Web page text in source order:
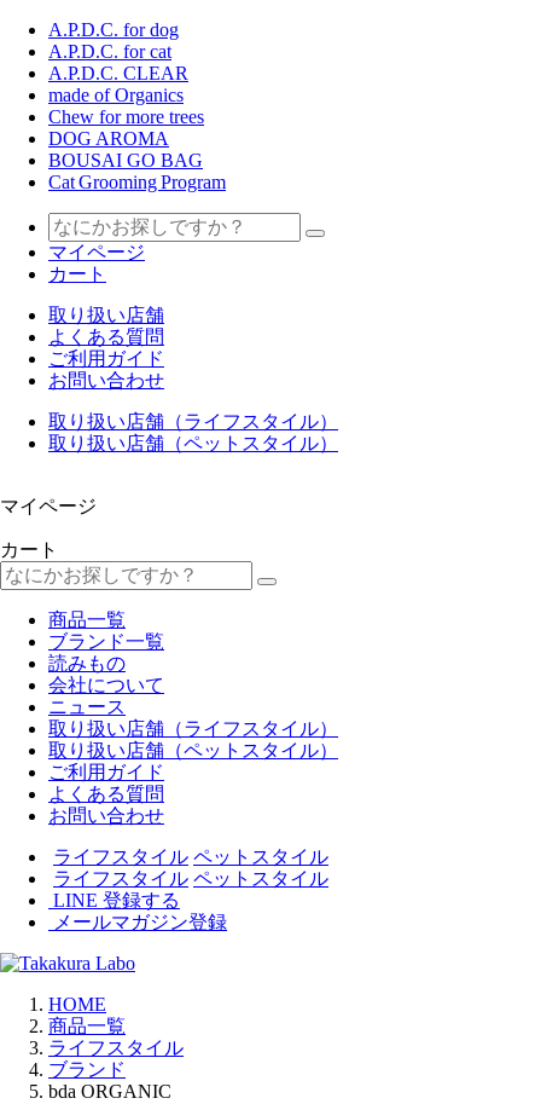
A.P.D.C. for dog
A.P.D.C. for cat
A.P.D.C. CLEAR
made of Organics
Chew for more trees
DOG AROMA
BOUSAI GO BAG
Cat Grooming Program
マイページ
カート
取り扱い店舗
よくある質問
ご利用ガイド
お問い合わせ
取り扱い店舗（ライフスタイル）
取り扱い店舗（ペットスタイル）
マイページ
カート
商品一覧
ブランド一覧
読みもの
会社について
ニュース
取り扱い店舗（ライフスタイル）
取り扱い店舗（ペットスタイル）
ご利用ガイド
よくある質問
お問い合わせ
ライフスタイル ペットスタイル
ライフスタイル ペットスタイル
LINE 登録する
メールマガジン登録
HOME
商品一覧
ライフスタイル
ブランド
bda ORGANIC